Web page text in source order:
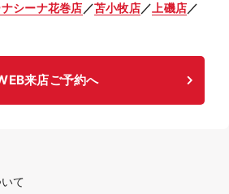
シーナ花巻店 ／苫小牧店／ 上磯店／
来店ご予約へ
て